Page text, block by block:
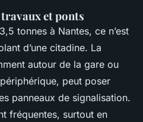
et ponts
tonnes à Nantes, ce n’est
d’une citadine. La
autour de la gare ou
peut poser
panneaux de signalisation.
fréquentes, surtout en